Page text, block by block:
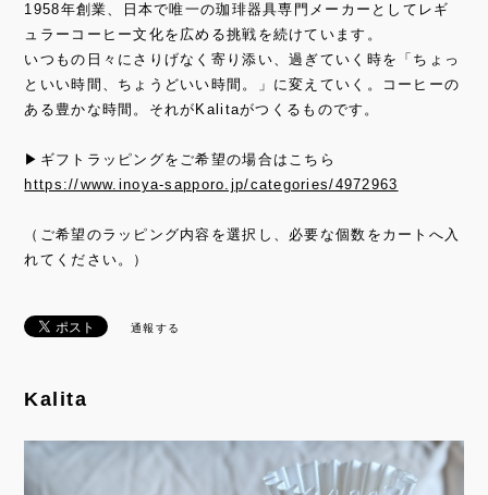
1958年創業、日本で唯一の珈琲器具専門メーカーとしてレギ
ュラーコーヒー文化を広める挑戦を続けています。
いつもの日々にさりげなく寄り添い、過ぎていく時を「ちょっ
といい時間、ちょうどいい時間。」に変えていく。コーヒーの
ある豊かな時間。それがKalitaがつくるものです。
▶ギフトラッピングをご希望の場合はこちら
https://www.inoya-sapporo.jp/categories/4972963
（ご希望のラッピング内容を選択し、必要な個数をカートへ入
れてください。）
通報する
Kalita